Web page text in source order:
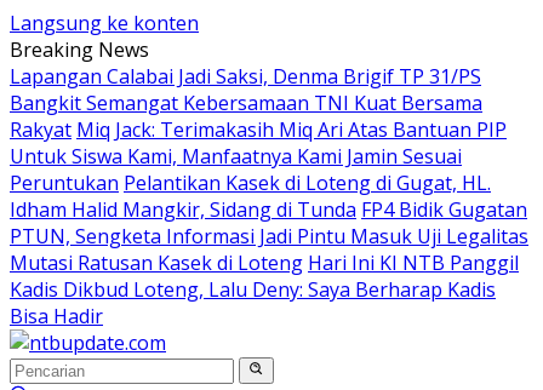
Langsung ke konten
Breaking News
Lapangan Calabai Jadi Saksi, Denma Brigif TP 31/PS
Bangkit Semangat Kebersamaan TNI Kuat Bersama
Rakyat Miq Jack: Terimakasih Miq Ari Atas Bantuan PIP
Untuk Siswa Kami, Manfaatnya Kami Jamin Sesuai
Peruntukan Pelantikan Kasek di Loteng di Gugat, HL.
Idham Halid Mangkir, Sidang di Tunda FP4 Bidik Gugatan
PTUN, Sengketa Informasi Jadi Pintu Masuk Uji Legalitas
Mutasi Ratusan Kasek di Loteng Hari Ini KI NTB Panggil
Kadis Dikbud Loteng, Lalu Deny: Saya Berharap Kadis
Bisa Hadir